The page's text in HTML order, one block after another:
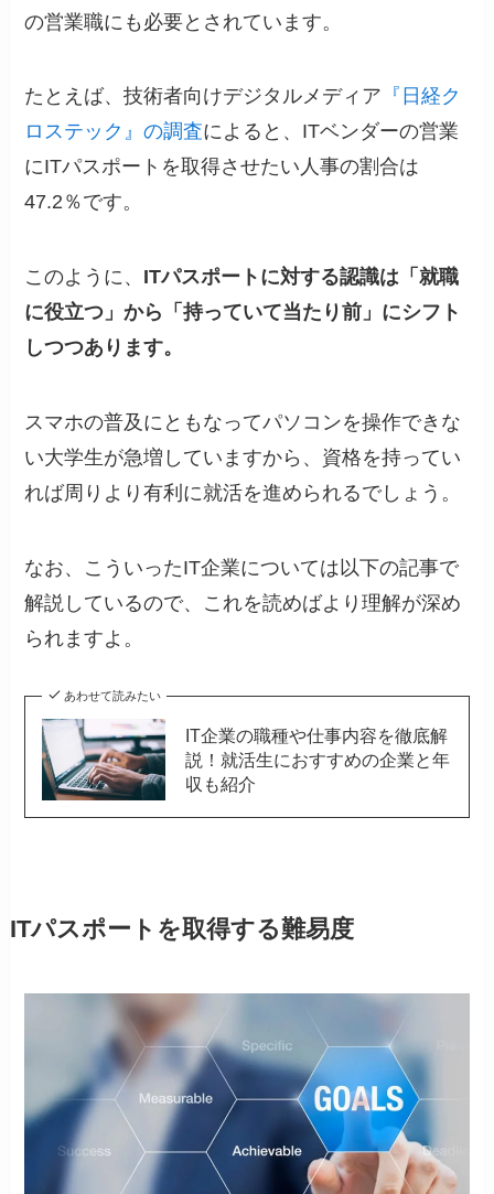
の営業職にも必要とされています。
たとえば、技術者向けデジタルメディア 『日経ク
ロステック』の調査によると、ITベンダーの営業
にITパスポートを取得させたい人事の割合は
47.2％です。
このように、 ITパスポートに対する認識は「就職
に役立つ」から「持っていて当たり前」にシフト
しつつあります。
スマホの普及にともなってパソコンを操作できな
い大学生が急増していますから、資格を持ってい
れば周りより有利に就活を進められるでしょう。
なお、こういったIT企業については以下の記事で
解説しているので、これを読めばより理解が深め
られますよ。
あわせて読みたい
IT企業の職種や仕事内容を徹底解
説！就活生におすすめの企業と年
収も紹介
ITパスポートを取得する難易度